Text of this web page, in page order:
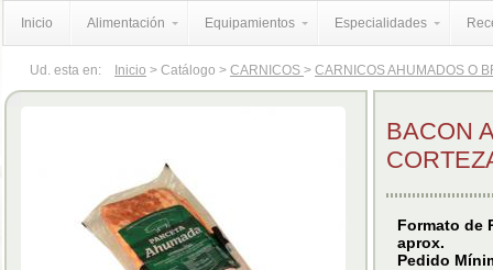
Inicio Alimentación Equipamientos Especialidades
Ud. esta en: Inicio > Catálogo > CARNICOS > CARNICOS AHUMADOS O
BACON
Formato de
aprox.
Pedido